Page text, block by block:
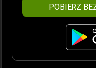
POBIERZ